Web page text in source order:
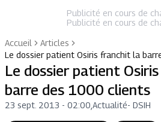
Publicité en cours de
Publicité en cours de
Accueil
Articles
Le dossier patient Osiris franchit la
Le dossier patient
barre des 1000 clients
23 sept. 2013 - 02:00 Actualité- DSIH